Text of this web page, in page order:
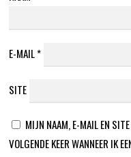
E-MAIL*
SITE
MIJN NAAM, E-MAIL EN
VOLGENDE KEER WANNEER IK